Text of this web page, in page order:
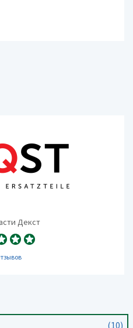
Декст
(10)